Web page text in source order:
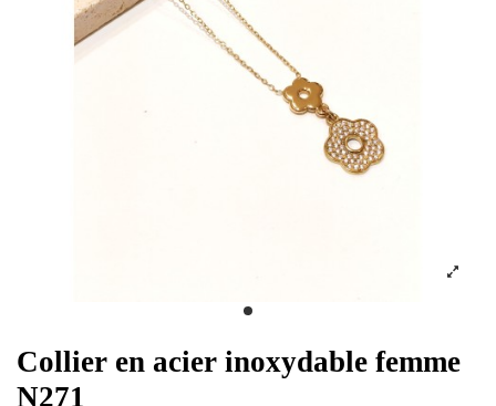
Collier en acier inoxydable femme
N271